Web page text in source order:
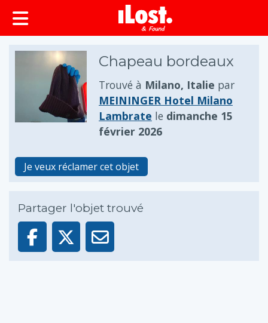
principal
Chapeau bordeaux
Trouvé à Milano, Italie par
MEININGER Hotel Milano
Lambrate le dimanche 15
février 2026
Je veux réclamer cet objet
Partager l'objet trouvé